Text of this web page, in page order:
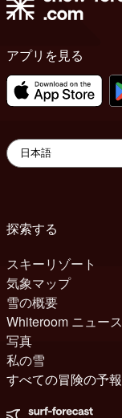
アプリを見る
探索する
スキーリゾート
気象マップ
雪の概要
Whiteroom ニュース
写真
私の雪
すべての冒険の予報